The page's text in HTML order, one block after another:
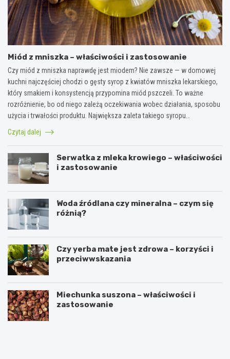
Miód z mniszka – właściwości i zastosowanie
Czy miód z mniszka naprawdę jest miodem? Nie zawsze — w domowej
kuchni najczęściej chodzi o gęsty syrop z kwiatów mniszka lekarskiego,
który smakiem i konsystencją przypomina miód pszczeli. To ważne
rozróżnienie, bo od niego zależą oczekiwania wobec działania, sposobu
użycia i trwałości produktu. Największa zaleta takiego syropu…
Czytaj dalej
Serwatka z mleka krowiego – właściwości
i zastosowanie
Woda źródlana czy mineralna – czym się
różnią?
Czy yerba mate jest zdrowa – korzyści i
przeciwwskazania
Miechunka suszona – właściwości i
zastosowanie
P
C